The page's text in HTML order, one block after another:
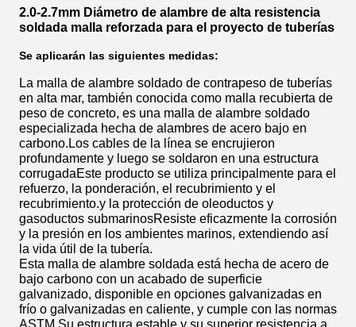
2.0-2.7mm Diámetro de alambre de alta resistencia
soldada malla reforzada para el proyecto de tuberías
Se aplicarán las siguientes medidas:
La malla de alambre soldado de contrapeso de tuberías
en alta mar, también conocida como malla recubierta de
peso de concreto, es una malla de alambre soldado
especializada hecha de alambres de acero bajo en
carbono.Los cables de la línea se encrujieron
profundamente y luego se soldaron en una estructura
corrugadaEste producto se utiliza principalmente para el
refuerzo, la ponderación, el recubrimiento y el
recubrimiento.y la protección de oleoductos y
gasoductos submarinosResiste eficazmente la corrosión
y la presión en los ambientes marinos, extendiendo así
la vida útil de la tubería.
Esta malla de alambre soldada está hecha de acero de
bajo carbono con un acabado de superficie
galvanizado, disponible en opciones galvanizadas en
frío o galvanizadas en caliente, y cumple con las normas
ASTM.Su estructura estable y su superior resistencia a